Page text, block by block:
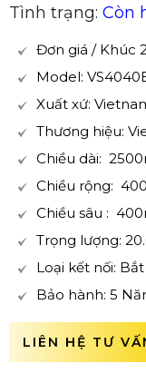
Tình trạng: Còn
Đơn giá / Khúc
Model:
Xuất xứ:
Thương hiệu:
Chiều dài:
Chiều rộng:
Chiều sâu :
Trọng lượng:
Loại kết nối:
Bảo hành: 5
LIÊN HỆ TƯ